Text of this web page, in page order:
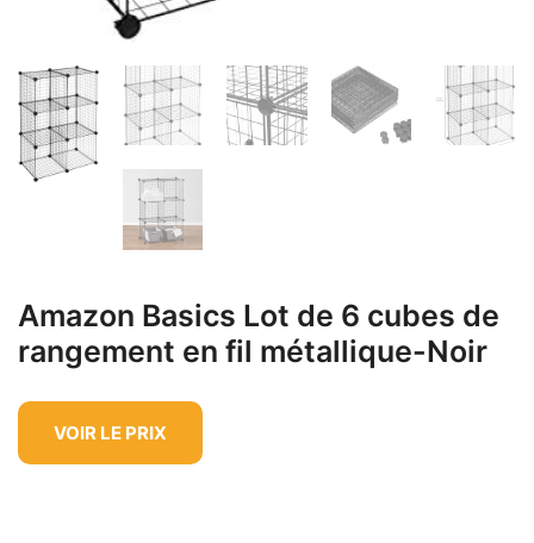
Amazon Basics Lot de 6 cubes de
rangement en fil métallique-Noir
VOIR LE PRIX